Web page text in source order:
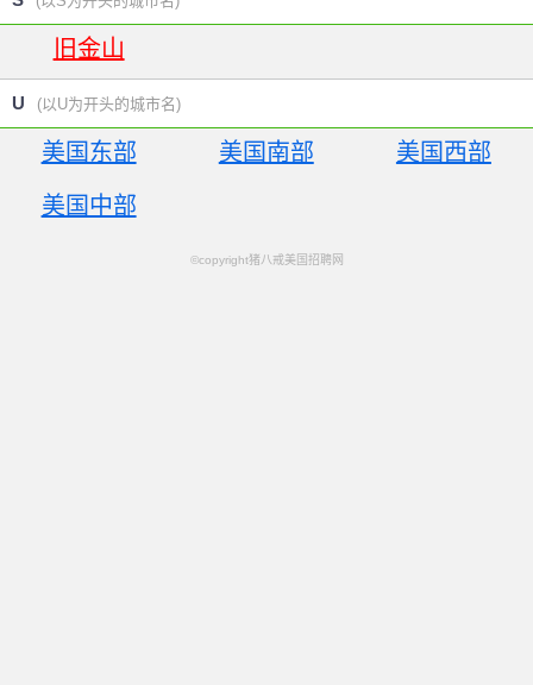
旧金山
U (以U为开头的城市名)
美国东部 美国南部 美国西部
美国中部
©copyright猪八戒美国招聘网